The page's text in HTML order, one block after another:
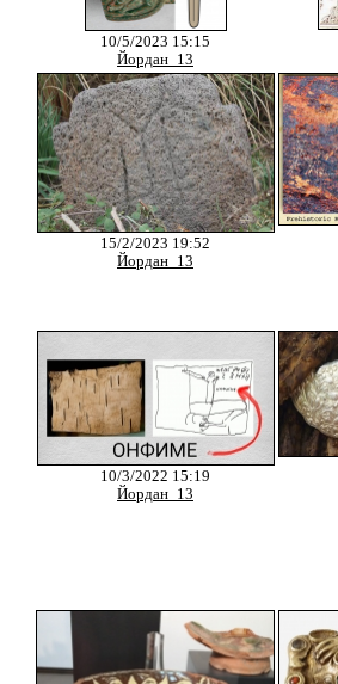
10/5/2023 15:15
Йордан_13
15/2/2023 19:52
Йордан_13
10/3/2022 15:19
Йордан_13